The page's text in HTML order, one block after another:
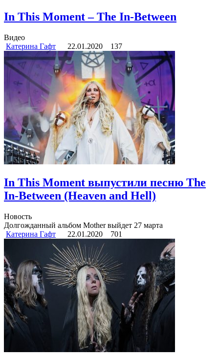
In This Moment – The In-Between
Видео
Катерина Гафт
22.01.2020 137
In This Moment выпустили песню The
In-Between (Heaven and Hell)
Новость
Долгожданный альбом Mother выйдет 27 марта
Катерина Гафт
22.01.2020 701